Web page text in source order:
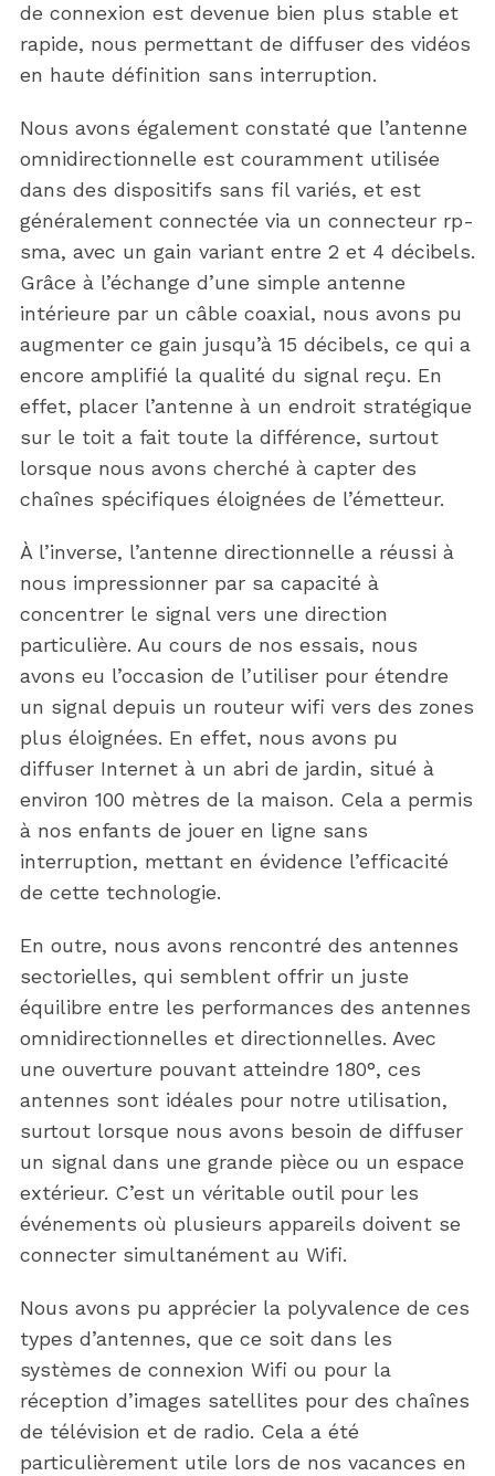
de connexion est devenue bien plus stable et
rapide, nous permettant de diffuser des vidéos
en haute définition sans interruption.
Nous avons également constaté que l’antenne
omnidirectionnelle est couramment utilisée
dans des dispositifs sans fil variés, et est
généralement connectée via un connecteur rp-
sma, avec un gain variant entre 2 et 4 décibels.
Grâce à l’échange d’une simple antenne
intérieure par un câble coaxial, nous avons pu
augmenter ce gain jusqu’à 15 décibels, ce qui a
encore amplifié la qualité du signal reçu. En
effet, placer l’antenne à un endroit stratégique
sur le toit a fait toute la différence, surtout
lorsque nous avons cherché à capter des
chaînes spécifiques éloignées de l’émetteur.
À l’inverse, l’antenne directionnelle a réussi à
nous impressionner par sa capacité à
concentrer le signal vers une direction
particulière. Au cours de nos essais, nous
avons eu l’occasion de l’utiliser pour étendre
un signal depuis un routeur wifi vers des zones
plus éloignées. En effet, nous avons pu
diffuser Internet à un abri de jardin, situé à
environ 100 mètres de la maison. Cela a permis
à nos enfants de jouer en ligne sans
interruption, mettant en évidence l’efficacité
de cette technologie.
En outre, nous avons rencontré des antennes
sectorielles, qui semblent offrir un juste
équilibre entre les performances des antennes
omnidirectionnelles et directionnelles. Avec
une ouverture pouvant atteindre 180°, ces
antennes sont idéales pour notre utilisation,
surtout lorsque nous avons besoin de diffuser
un signal dans une grande pièce ou un espace
extérieur. C’est un véritable outil pour les
événements où plusieurs appareils doivent se
connecter simultanément au Wifi.
Nous avons pu apprécier la polyvalence de ces
types d’antennes, que ce soit dans les
systèmes de connexion Wifi ou pour la
réception d’images satellites pour des chaînes
de télévision et de radio. Cela a été
particulièrement utile lors de nos vacances en